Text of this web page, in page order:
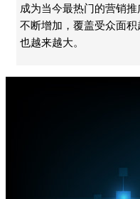
成为当今最热门的营销
不断增加，覆盖受众面
也越来越大。